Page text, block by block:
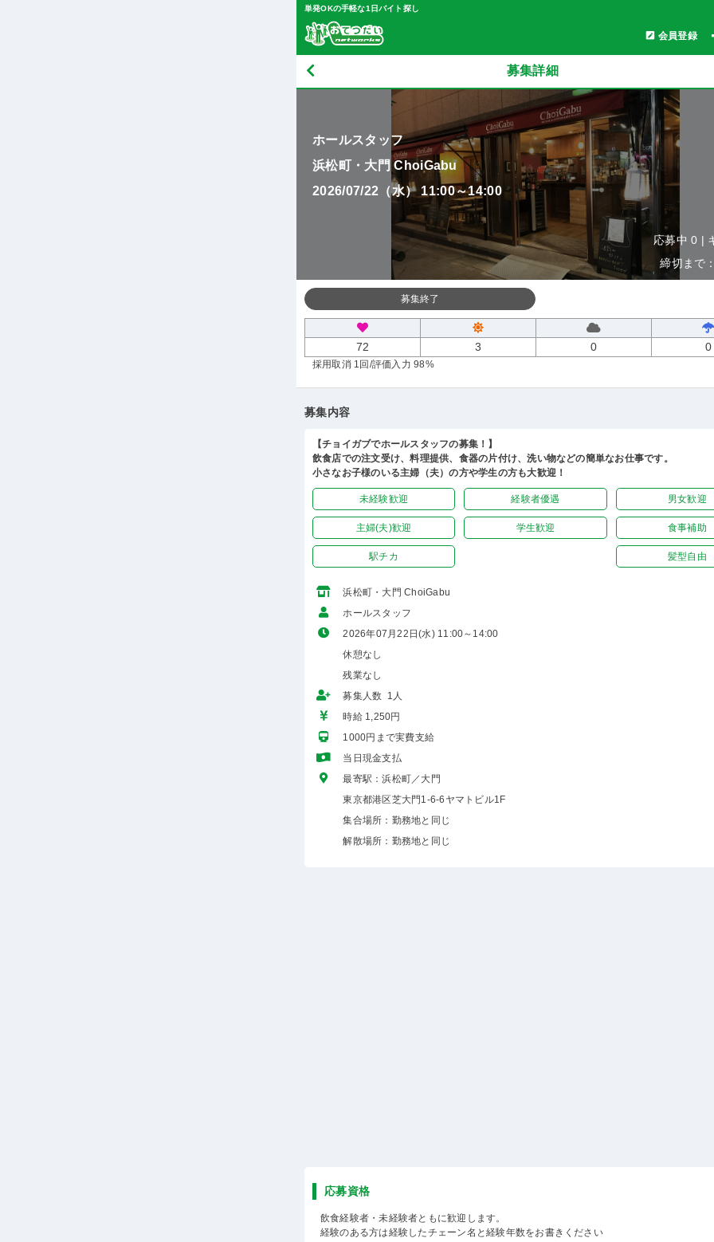
単発OKの手軽な1日バイト探し
会員登録
募集詳細
ホールスタッフ
浜松町・大門 ChoiGabu
2026/07/22（水） 11:00～14:00
応募中 0 |
締切まで
募集終了
72 3 0 0
採用取消 1回 /評価入力 98%
募集内容
【チョイガブでホールスタッフの募集！】
飲食店での注文受け、料理提供、食器の片付け、洗い物などの簡単なお仕事です。
小さなお子様のいる主婦（夫）の方や学生の方も大歓迎！
未経験歓迎 経験者優遇 男女歓迎
主婦(夫)歓迎 学生歓迎 食事補助
駅チカ 髪型自由
浜松町・大門 ChoiGabu
ホールスタッフ
2026年07月22日(水) 11:00～14:00
休憩なし
残業なし
募集人数 1人
時給 1,250円
1000円まで実費支給
当日現金支払
最寄駅：浜松町／大門
東京都港区芝大門1-6-6ヤマトビル1F
集合場所：勤務地と同じ
解散場所：勤務地と同じ
応募資格
飲食経験者・未経験者ともに歓迎します。
経験のある方は経験したチェーン名と経験年数をお書きください